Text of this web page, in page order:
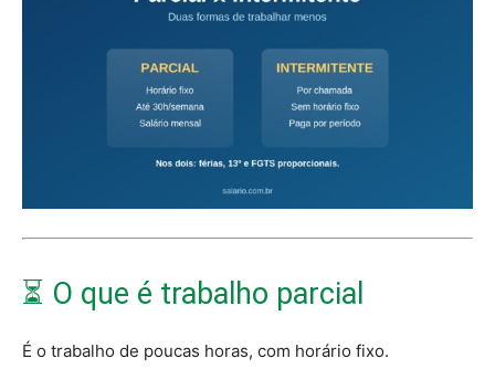
⏳ O que é trabalho parcial
É o trabalho de poucas horas, com horário fixo.